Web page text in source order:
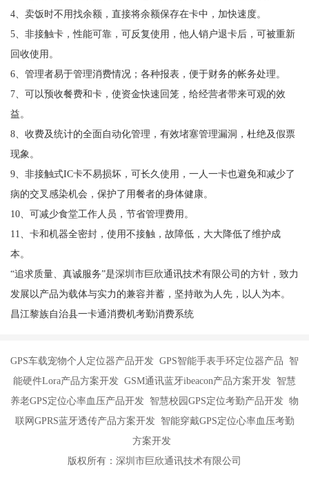
4、卖饭时不用找余额，直接将余额保存在卡中，加快速度。
5、非接触卡，性能可靠，可反复使用，他人销户退卡后，可被重新
回收使用。
6、管理者易于管理消费情况；各种报表，便于财务的帐务处理。
7、可以预收餐费和卡，使资金快速回笼，给经营者带来可观的效
益。
8、收费及统计的全面自动化管理，有效堵塞管理漏洞，杜绝及假票
现象。
9、非接触式IC卡不易损坏，可长久使用，一人一卡也避免和减少了
病的交叉感染机会，保护了用餐者的身体健康。
10、可减少食堂工作人员，节省管理费用。
11、卡和机器全密封，使用不接触，故障低，大大降低了维护成
本。
“追求质量、真诚服务”是深圳市巨欣通讯技术有限公司的方针，致力
发展以产品为载体与实力的兼容并蓄，坚持敢为人先，以人为本。
昌江黎族自治县一卡通消费机考勤消费系统
GPS车载宠物个人定位器产品开发 GPS智能手表手环定位器产品 智
能硬件Lora产品方案开发 GSM通讯蓝牙ibeacon产品方案开发 智慧
养老GPS定位心率血压产品开发 智慧校园GPS定位考勤产品开发 物
联网GPRS蓝牙透传产品方案开发 智能穿戴GPS定位心率血压考勤
方案开发
版权所有：深圳市巨欣通讯技术有限公司